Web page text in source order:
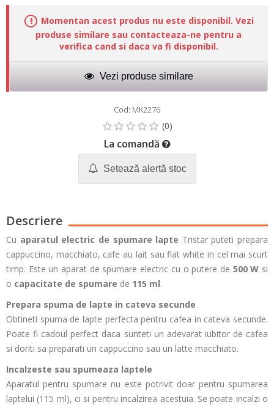
Momentan acest produs nu este disponibil. Vezi
produse similare sau contacteaza-ne pentru a
verifica cand si daca va fi disponibil.
Vezi produse similare
Cod: MK2276
La comandă
Setează alertă stoc
Descriere
Cu aparatul electric de spumare lapte Tristar puteti prepara
cappuccino, macchiato, cafe au lait sau flat white in cel mai scurt
timp. Este un aparat de spumare electric cu o putere de 500 W si
o capacitate de spumare de 115 ml.
Prepara spuma de lapte in cateva secunde
Obtineti spuma de lapte perfecta pentru cafea in cateva secunde.
Poate fi cadoul perfect daca sunteti un adevarat iubitor de cafea
si doriti sa preparati un cappuccino sau un latte macchiato.
Incalzeste sau spumeaza laptele
Aparatul pentru spumare nu este potrivit doar pentru spumarea
laptelui (115 ml), ci si pentru incalzirea acestuia. Se poate incalzi o